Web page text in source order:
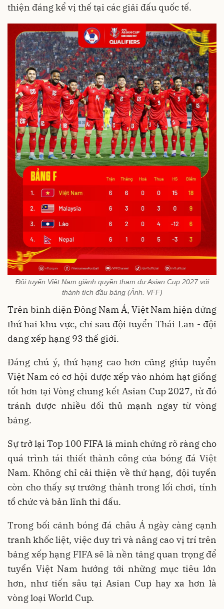
thiện đáng kể vị thế tại các giải đấu quốc tế.
Đội tuyển Việt Nam giành quyền tham dự Asian Cup 2027 với
thành tích đầu bảng (Ảnh. VFF)
Trên bình diện Đông Nam Á, Việt Nam hiện đứng
thứ hai khu vực, chỉ sau đội tuyển Thái Lan - đội
đang xếp hạng 93 thế giới.
Đáng chú ý, thứ hạng cao hơn cũng giúp tuyển
Việt Nam có cơ hội được xếp vào nhóm hạt giống
tốt hơn tại Vòng chung kết Asian Cup 2027, từ đó
tránh được nhiều đối thủ mạnh ngay từ vòng
bảng.
Sự trở lại Top 100 FIFA là minh chứng rõ ràng cho
quá trình tái thiết thành công của bóng đá Việt
Nam. Không chỉ cải thiện về thứ hạng, đội tuyển
còn cho thấy sự trưởng thành trong lối chơi, tính
tổ chức và bản lĩnh thi đấu.
Trong bối cảnh bóng đá châu Á ngày càng cạnh
tranh khốc liệt, việc duy trì và nâng cao vị trí trên
bảng xếp hạng FIFA sẽ là nền tảng quan trọng để
tuyển Việt Nam hướng tới những mục tiêu lớn
hơn, như tiến sâu tại Asian Cup hay xa hơn là
vòng loại World Cup.